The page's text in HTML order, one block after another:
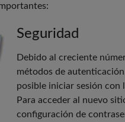
Seguridad
Debido al creciente
métodos de
posible iniciar sesión con
Para acceder al nuevo
configuración de